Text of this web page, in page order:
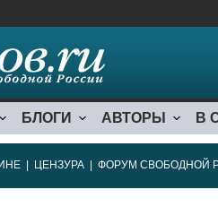
БЛОГИ АВТОРЫ В
ЦЕНЗУРА ФОРУМ СВОБОДНОЙ